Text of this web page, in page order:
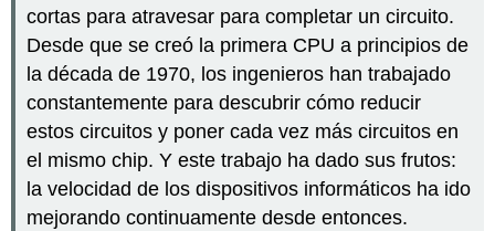
cortas para atravesar para completar un circuito.
Desde que se creó la primera CPU a principios de
la década de 1970, los ingenieros han trabajado
constantemente para descubrir cómo reducir
estos circuitos y poner cada vez más circuitos en
el mismo chip. Y este trabajo ha dado sus frutos:
la velocidad de los dispositivos informáticos ha ido
mejorando continuamente desde entonces.